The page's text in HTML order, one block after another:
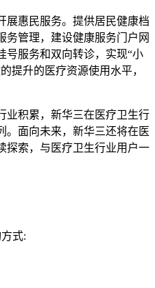
展惠民服务。提供居民健康档
务管理，建设健康服务门户网
号服务和双向转诊，实现“小
提升的医疗资源使用水平，
业积累，新华三在医疗卫生行
。面向未来，新华三还将在医
探索，与医疗卫生行业用户一
式: